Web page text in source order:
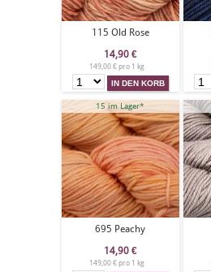
115 Old Rose
14,90 €
149,00 € pro 1 kg
15 im Lager*
695 Peachy
14,90 €
149,00 € pro 1 kg